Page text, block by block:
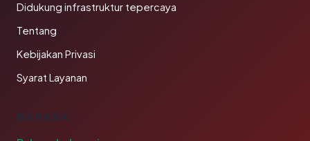
Didukung infrastruktur tepercaya
Tentang
Kebijakan Privasi
Syarat Layanan
BAHASA